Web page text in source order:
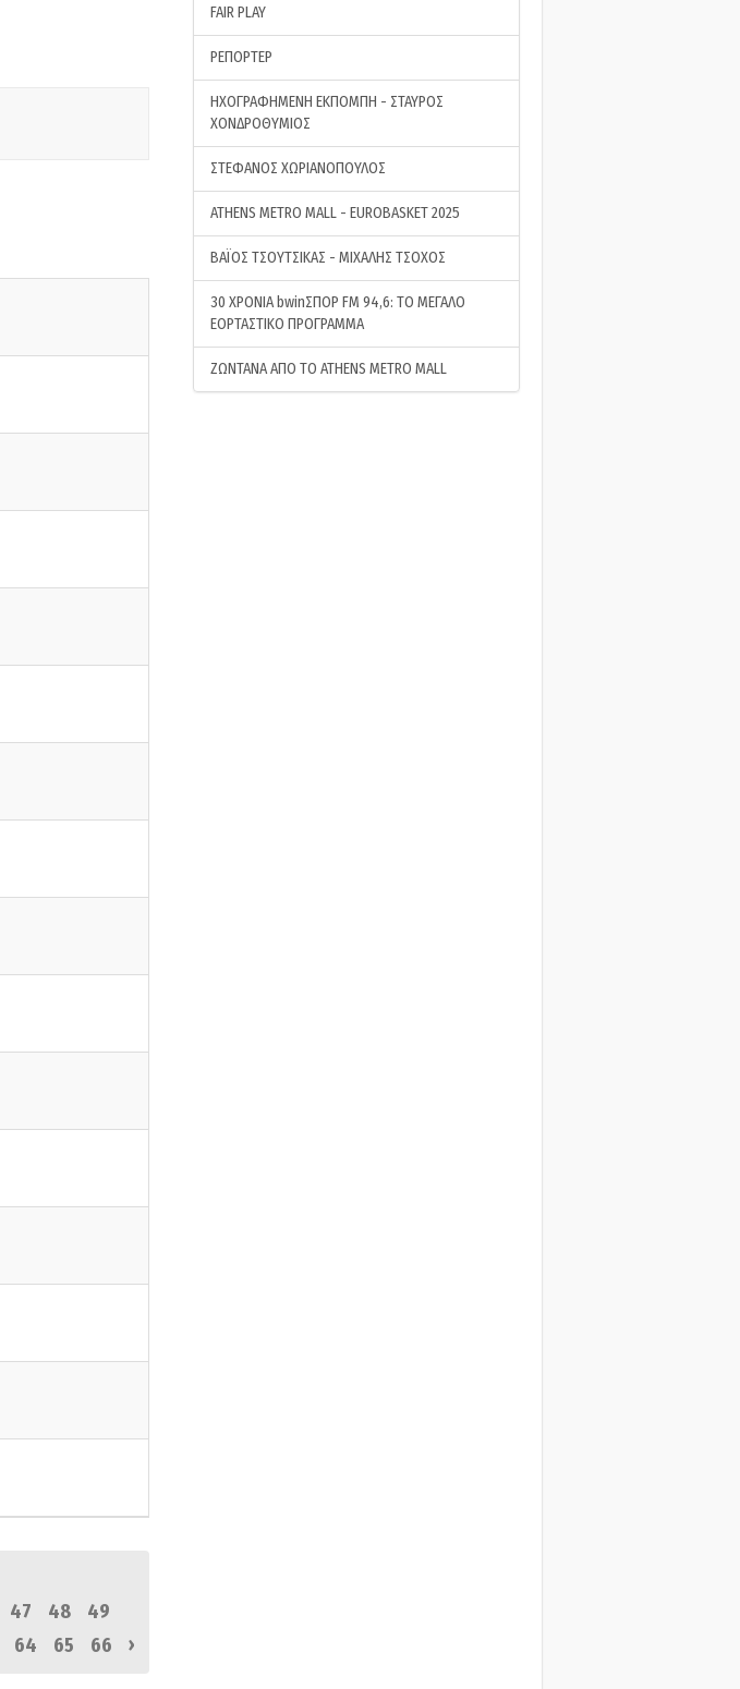
47 48
49
64 65 66 ›
FAIR PLAY
ΡΕΠΟΡΤΕΡ
ΗΧΟΓΡΑΦΗΜΕΝΗ ΕΚΠΟΜΠΗ - ΣΤΑΥΡΟΣ
ΧΟΝΔΡΟΘΥΜΙΟΣ
ΣΤΕΦΑΝΟΣ ΧΩΡΙΑΝΟΠΟΥΛΟΣ
ATHENS METRO MALL - EUROBASKET 2025
ΒΑΪΟΣ ΤΣΟΥΤΣΙΚΑΣ - ΜΙΧΑΛΗΣ ΤΣΟΧΟΣ
30 ΧΡΟΝΙΑ bwinΣΠΟΡ FM 94,6: ΤΟ ΜΕΓΑΛΟ
ΕΟΡΤΑΣΤΙΚΟ ΠΡΟΓΡΑΜΜΑ
ΖΩΝΤΑΝΑ ΑΠΟ ΤΟ ATHENS METRO MALL